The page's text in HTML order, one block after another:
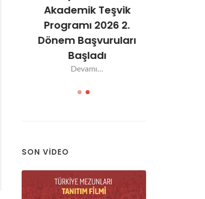
Akademik Teşvik
Programı 2026 2.
Dönem Başvuruları
Başladı
Devamı...
SON VIDEO